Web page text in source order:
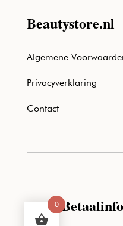
Beautystore.nl
Algemene
Privacyverklaring
Contact
0